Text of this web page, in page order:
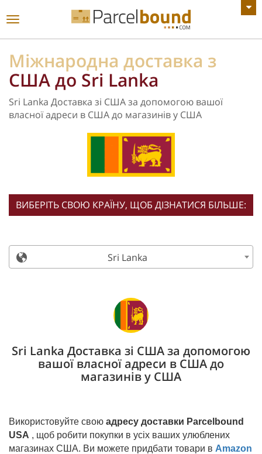
ПЕРЕГЛЯНУТИ ВСІ ОГОЛОШЕННЯ
Увімкнути
Міжнародна доставка з
США до Sri Lanka
Sri Lanka Доставка зі США за допомогою вашої
власної адреси в США до магазинів у США
ВИБЕРІТЬ СВОЮ КРАЇНУ, ЩОБ ДІЗНАТИСЯ БІЛЬШЕ:
Sri Lanka
Sri Lanka Доставка зі США за допомогою
вашої власної адреси в США до
магазинів у США
Використовуйте свою адресу доставки Parcelbound
USA , щоб робити покупки в усіх ваших улюблених
магазинах США. Ви можете придбати товари в Amazon